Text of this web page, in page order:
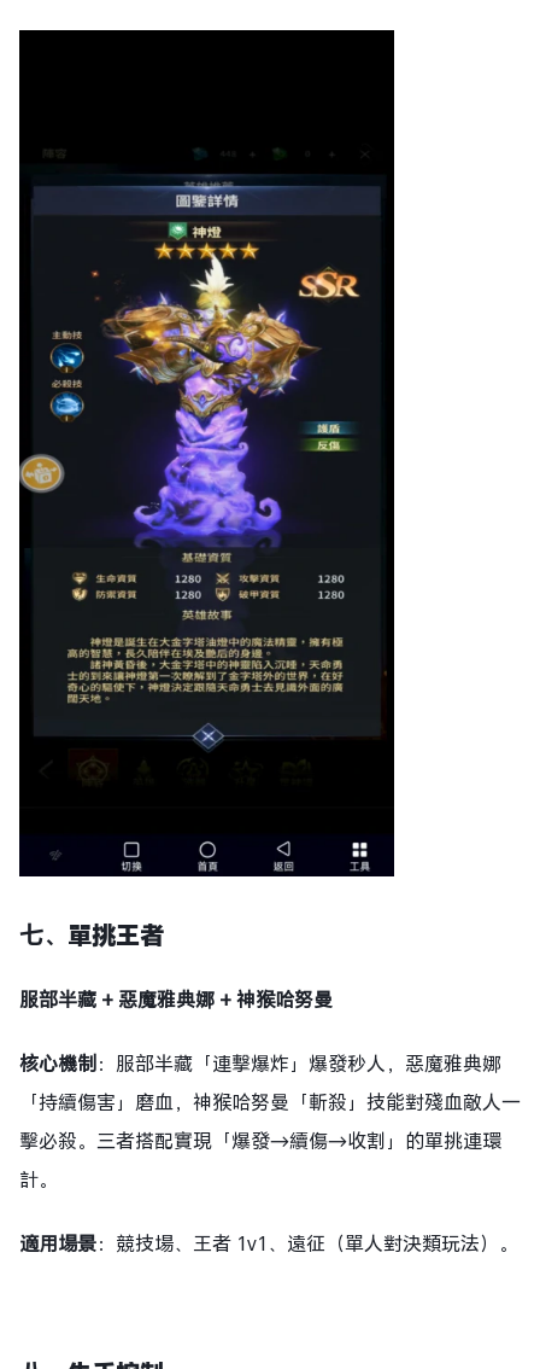
七、 單挑王者
服部半藏 + 惡魔雅典娜 + 神猴哈努曼
核心機制 ：服部半藏「連撃爆炸」爆發秒人，惡魔雅典娜
「持續傷害」磨血，神猴哈努曼「斬殺」技能對殘血敵人一
擊必殺。三者搭配實現「爆發→續傷→收割」的單挑連環
計。
適用場景：競技場、王者 1v1、遠征（單人對決類玩法）。